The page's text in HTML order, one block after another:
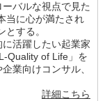
バルな視点で見た
当に心が満たされ
する。
活躍したい起業家
Quality of Life」を
業向けコンサル、
詳細こちら